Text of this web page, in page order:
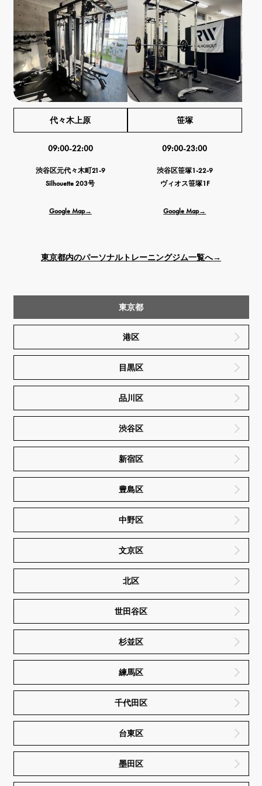
代々木上原
09:00-22:00
渋谷区元代々木町21-9
Silhouette 203号
Google Map→
笹塚
09:00-23:00
渋谷区笹塚1-22-9
ヴィオス笹塚1F
Google Map→
東京都内のパーソナルトレーニングジム一覧へ→
東京都
港区
目黒区
品川区
渋谷区
新宿区
豊島区
中野区
文京区
北区
世田谷区
杉並区
練馬区
千代田区
台東区
墨田区